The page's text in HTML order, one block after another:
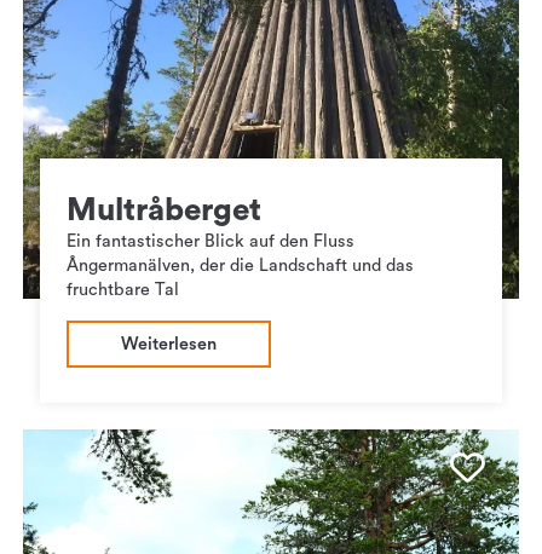
Multråberget
Ein fantastischer Blick auf den Fluss
Ångermanälven, der die Landschaft und das
fruchtbare Tal
Weiterlesen